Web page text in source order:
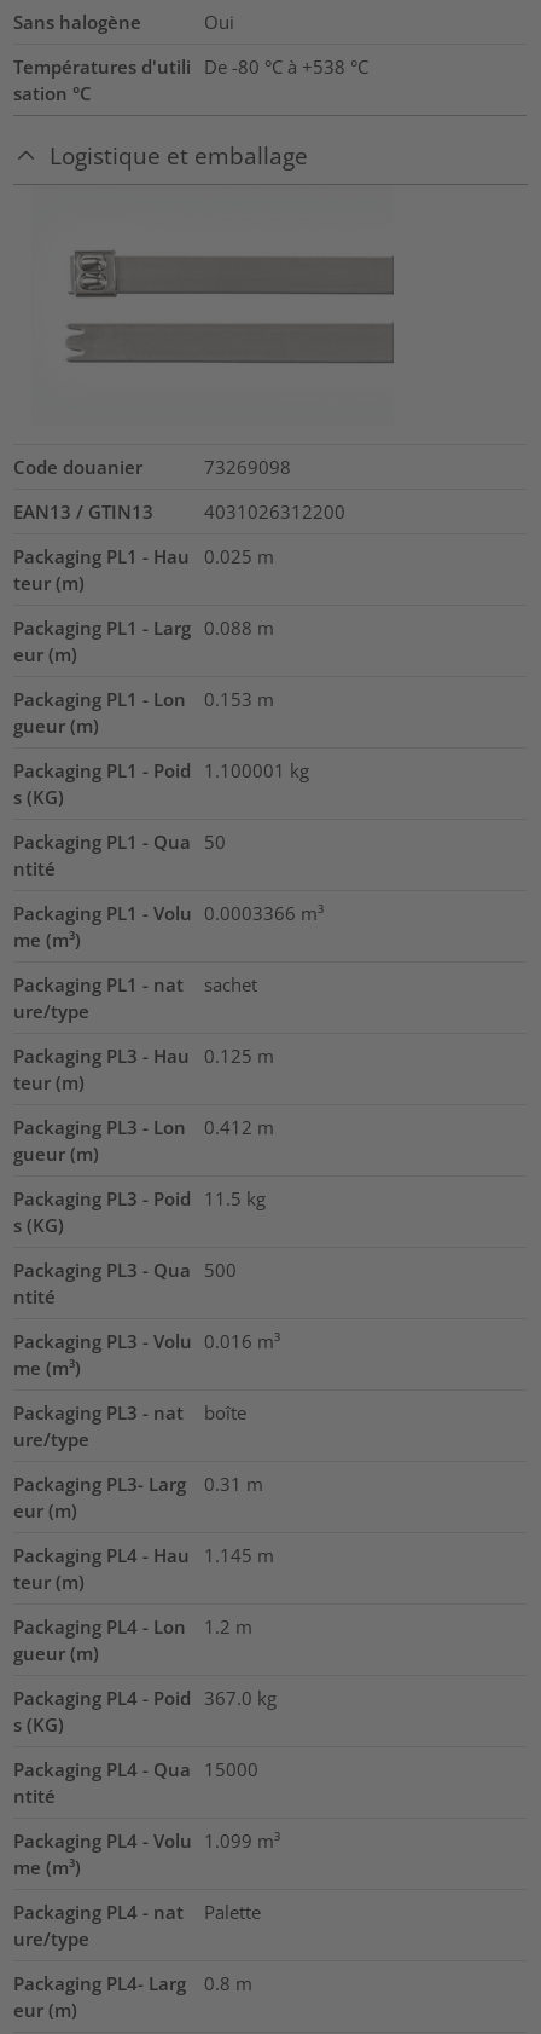
Sans halogène
Oui
Températures d'utili
sation °C
De -80 °C à +538 °C
Logistique et emballage
Code douanier
73269098
EAN13 / GTIN13
4031026312200
Packaging PL1 - Hau
teur (m)
0.025 m
Packaging PL1 - Larg
eur (m)
0.088 m
Packaging PL1 - Lon
gueur (m)
0.153 m
Packaging PL1 - Poid
s (KG)
1.100001 kg
Packaging PL1 - Qua
ntité
50
Packaging PL1 - Volu
me (m³)
0.0003366 m³
Packaging PL1 - nat
ure/type
sachet
Packaging PL3 - Hau
teur (m)
0.125 m
Packaging PL3 - Lon
gueur (m)
0.412 m
Packaging PL3 - Poid
s (KG)
11.5 kg
Packaging PL3 - Qua
ntité
500
Packaging PL3 - Volu
me (m³)
0.016 m³
Packaging PL3 - nat
ure/type
boîte
Packaging PL3- Larg
eur (m)
0.31 m
Packaging PL4 - Hau
teur (m)
1.145 m
Packaging PL4 - Lon
gueur (m)
1.2 m
Packaging PL4 - Poid
s (KG)
367.0 kg
Packaging PL4 - Qua
ntité
15000
Packaging PL4 - Volu
me (m³)
1.099 m³
Packaging PL4 - nat
ure/type
Palette
Packaging PL4- Larg
eur (m)
0.8 m